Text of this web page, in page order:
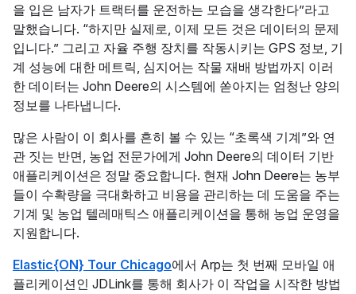
을 입은 남자가 트랙터를 운전하는 모습을 생각한다”라고
말했습니다. “하지만 실제로, 이제 모든 것은 데이터의 문제
입니다.” 그리고 자율 주행 장치를 작동시키는 GPS 정보, 기
계 성능에 대한 메트릭, 심지어는 작물 재배 방법까지 이러
한 데이터는 John Deere의 시스템에 쏟아지는 엄청난 양의
정보를 나타냅니다.
많은 사람이 이 회사를 흔히 볼 수 있는 “초록색 기계”와 연
관 짓는 반면, 농업 전문가에게 John Deere의 데이터 기반
애플리케이션은 정말 중요합니다. 현재 John Deere는 농부
들이 수확량을 극대화하고 비용을 관리하는 데 도움을 주는
기계 및 농업 텔레매틱스 애플리케이션을 통해 농업 운영을
지원합니다.
Elastic{ON} Tour Chicago에서 Arp는 첫 번째 모바일 애
플리케이션인 JDLink를 통해 회사가 이 작업을 시작한 방법